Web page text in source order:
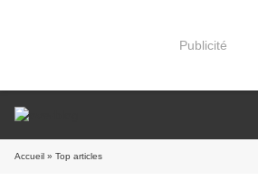
Publicité
Accueil » Top articles